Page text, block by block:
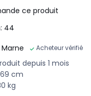
ce produit
44
Acheteur vérifié
depuis 1 mois
cm
kg